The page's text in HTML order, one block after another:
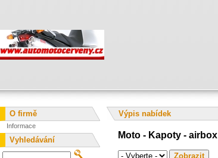
Výpis nabídek
Moto - Kapoty - airbox
O firmě
Informace
Vyhledávání